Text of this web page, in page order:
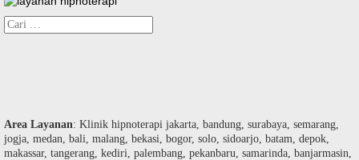
Cari
untuk:
Area Layanan: Klinik hipnoterapi jakarta, bandung, surabaya, semarang,
jogja, medan, bali, malang, bekasi, bogor, solo, sidoarjo, batam, depok,
makassar, tangerang, kediri, palembang, pekanbaru, samarinda, banjarmasin,